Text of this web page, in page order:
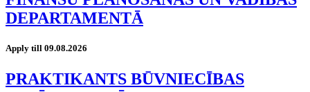
DEPARTAMENTĀ
Apply till 09.08.2026
PRAKTIKANTS BŪVNIECĪBAS